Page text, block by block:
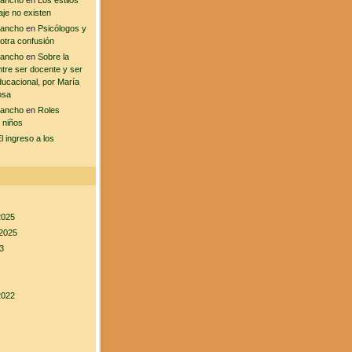
no existen
en Psicólogos y
confusión
en Sobre la
ser docente y ser
por María
en Roles
ingreso a los